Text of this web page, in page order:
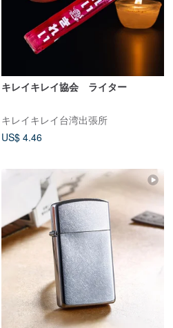
キレイキレイ協会 ライター
キレイキレイ台湾出張所
US$ 4.46